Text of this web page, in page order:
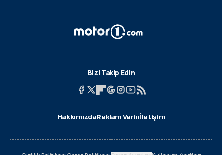
Bizi Takip Edin
HakkımızdaReklam Verinİletişim